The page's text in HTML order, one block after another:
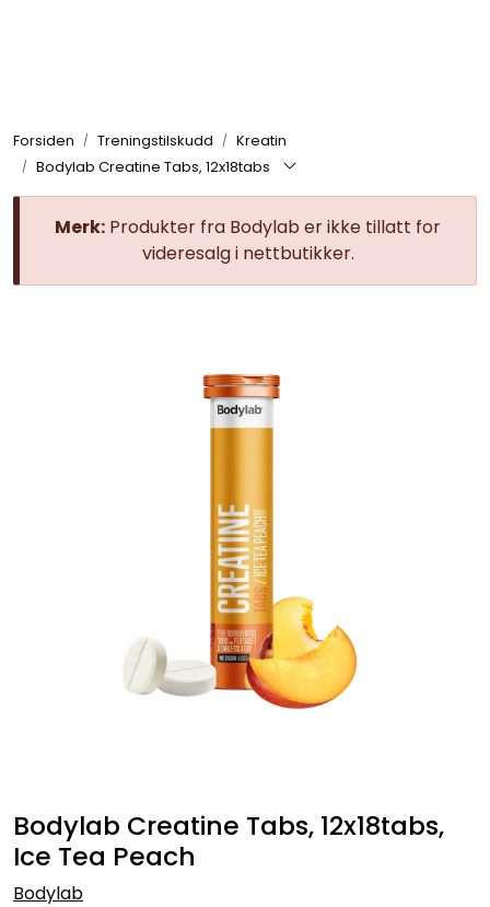
Forsiden Treningstilskudd
Kreatin
Bodylab Creatine Tabs, 12x18tabs
Merk: Produkter fra Bodylab er ikke tillatt for
videresalg i nettbutikker.
Bodylab Creatine Tabs, 12x18tabs,
Ice Tea Peach
Bodylab
Nyheter